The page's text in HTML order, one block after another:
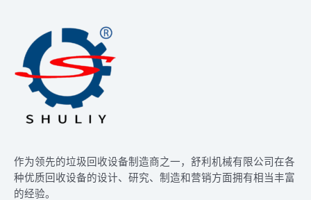
作为领先的垃圾回收设备制造商之一，舒利机械有限公司在各
种优质回收设备的设计、研究、制造和营销方面拥有相当丰富
的经验。